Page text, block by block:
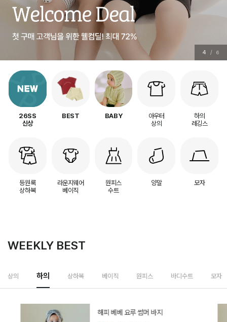
5 / 6
26SS
신상
BEST BABY
아우터
상의
하의
레깅스
등원룩
상하복
라운지웨어
베이직
원피스
수트
양말 모자
WEEKLY BEST
상의 하의 상하복 베이직 원피스 바디수트 모자
[SIZE ~6Y] 델린 린넨 바지